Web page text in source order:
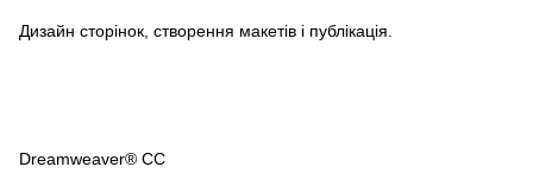
Дизайн сторінок, створення макетів і публікація.
Dreamweaver® CC